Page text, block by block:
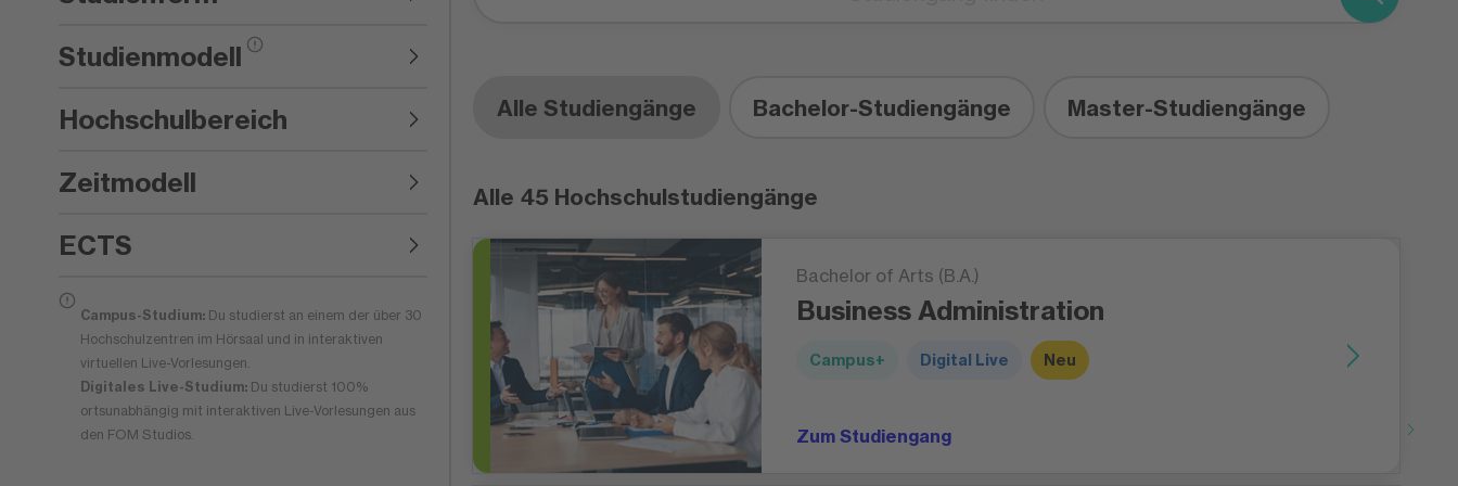
Damit eignet sich das Digitale Live-Studium für dich, wenn du
Studienmodell
Hochschulbereich
Zeitmodell
ECTS
Campus-Studium:Du studierst an einem der über 30
Hochschulzentren im Hörsaal und in interaktiven
virtuellen Live-Vorlesungen.
Digitales Live-Studium:Du studierst 100%
ortsunabhängig mit interaktiven Live-Vorlesungen aus
den FOM Studios.
Alle Studiengänge Bachelor-Studiengänge Master-Studiengänge
Alle 45 Hochschulstudiengänge
Bachelor of Arts (B.A.)
Business Administration
Campus+ Digital Live Neu
Zum Studiengang